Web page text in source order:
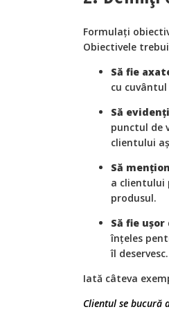
Formulați
Obiectivele
Să fie
cu
Să
punctul de
clientului
Să
a clientului
produsul.
Să fie
înțeles
îl deservesc.
Iată câteva
Clientul se bucură